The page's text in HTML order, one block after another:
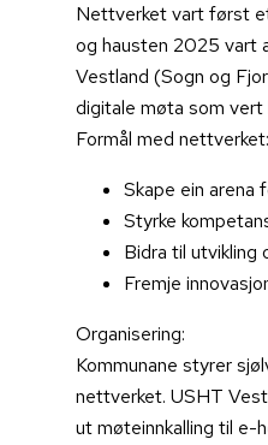
Nettverket vart først
og hausten 2025 vart
Vestland (Sogn og
digitale møta som vert
Formål med nettverket:
Skape ein arena
Styrke
Bidra til utvikling
Fremje
Organisering:
Kommunane styrer
nettverket. USHT
ut møteinnkalling til e-